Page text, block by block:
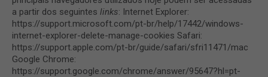
a partir dos seguintes links: Internet Explorer:
https://support.microsoft.com/pt-br/help/17442/windows-
internet-explorer-delete-manage-cookies Safari:
https://support.apple.com/pt-br/guide/safari/sfri11471/mac
Google Chrome:
https://support.google.com/chrome/answer/95647?hl=pt-